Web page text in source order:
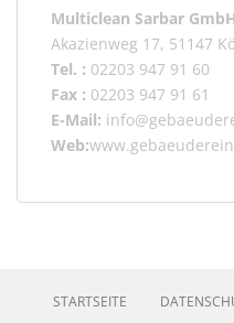
Multiclean Sarbar
Akazienweg 17, 51147
Tel. : 02203 947 91 60
Fax : 02203 947 91 61
E-Mail:
Web:
STARTSEITE